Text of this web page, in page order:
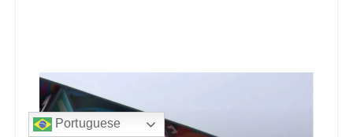
Portuguese